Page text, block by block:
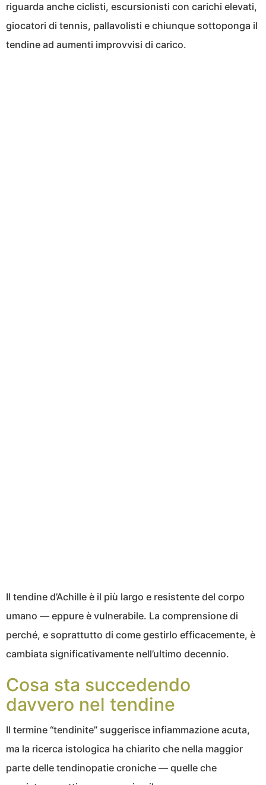
riguarda anche ciclisti, escursionisti con carichi elevati,
giocatori di tennis, pallavolisti e chiunque sottoponga il
tendine ad aumenti improvvisi di carico.
Il tendine d’Achille è il più largo e resistente del corpo
umano — eppure è vulnerabile. La comprensione di
perché, e soprattutto di come gestirlo efficacemente, è
cambiata significativamente nell’ultimo decennio.
Cosa sta succedendo
davvero nel tendine
Il termine “tendinite” suggerisce infiammazione acuta,
ma la ricerca istologica ha chiarito che nella maggior
parte delle tendinopatie croniche — quelle che